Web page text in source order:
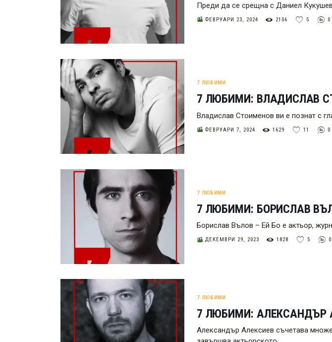
Преди да се срещна с Даниел
ФЕВРУАРИ 23, 2024 2106 5 0
7 ЛЮБИМИ
7 ЛЮБИМИ: ВЛАДИСЛАВ
Владислав Стоименов ви е познат с
ФЕВРУАРИ 7, 2024 1629 11 0
7 ЛЮБИМИ
7 ЛЮБИМИ: БОРИСЛАВ
Борислав Вълов – Ей Бо е актьор,
ДЕКЕМВРИ 29, 2023 1828 5 0
7 ЛЮБИМИ
7 ЛЮБИМИ: АЛЕКСАНДЪР
Александър Алексиев съчетава